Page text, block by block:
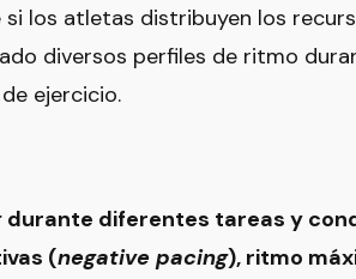
los atletas distribuyen los
diversos perfiles de ritmo
ejercicio.
durante diferentes tareas y
(negative pacing), ritmo